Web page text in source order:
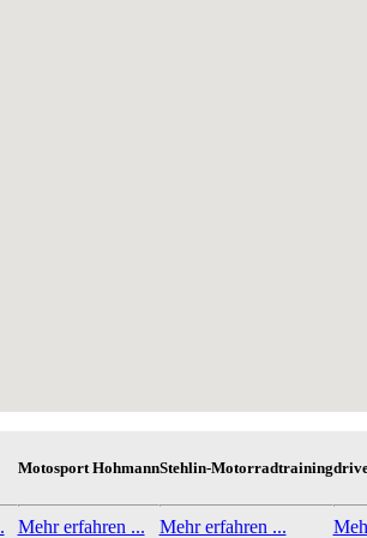
Motosport Hohmann
Mehr erfahren ...
Stehlin-Motorradtraining
Mehr erfahren ...